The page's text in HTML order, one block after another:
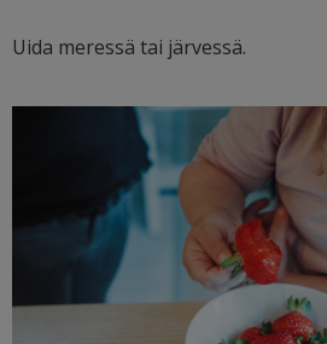
Uida meressä tai järvessä.